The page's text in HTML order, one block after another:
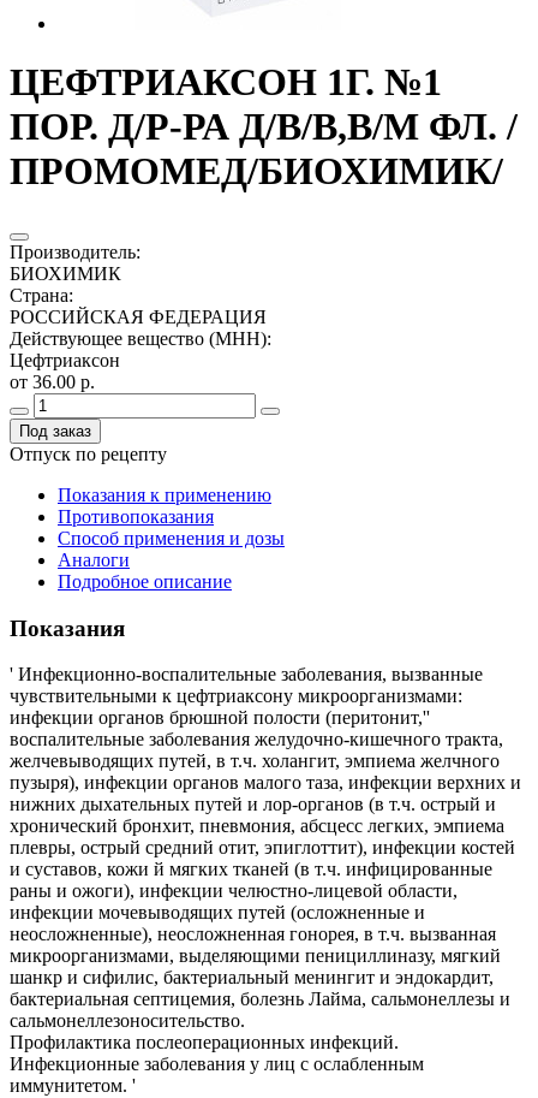
ЦЕФТРИАКСОН 1Г. №1
ПОР. Д/Р-РА Д/В/В,В/М ФЛ. /
ПРОМОМЕД/БИОХИМИК/
Производитель:
БИОХИМИК
Страна:
РОССИЙСКАЯ ФЕДЕРАЦИЯ
Действующее вещество (МНН):
Цефтриаксон
от 36.00 р.
Под заказ
Отпуск по рецепту
Показания к применению
Противопоказания
Способ применения и дозы
Аналоги
Подробное описание
Показания
' Инфекционно-воспалительные заболевания, вызванные
чувствительными к цефтриаксону микроорганизмами:
инфекции органов брюшной полости (перитонит,''
воспалительные заболевания желудочно-кишечного тракта,
желчевыводящих путей, в т.ч. холангит, эмпиема желчного
пузыря), инфекции органов малого таза, инфекции верхних и
нижних дыхательных путей и лор-органов (в т.ч. острый и
хронический бронхит, пневмония, абсцесс легких, эмпиема
плевры, острый средний отит, эпиглоттит), инфекции костей
и суставов, кожи й мягких тканей (в т.ч. инфицированные
раны и ожоги), инфекции челюстно-лицевой области,
инфекции мочевыводящих путей (осложненные и
неосложненные), неосложненная гонорея, в т.ч. вызванная
микроорганизмами, выделяющими пенициллиназу, мягкий
шанкр и сифилис, бактериальный менингит и эндокардит,
бактериальная септицемия, болезнь Лайма, сальмонеллезы и
сальмонеллезоносительство.
Профилактика послеоперационных инфекций.
Инфекционные заболевания у лиц с ослабленным
иммунитетом. '